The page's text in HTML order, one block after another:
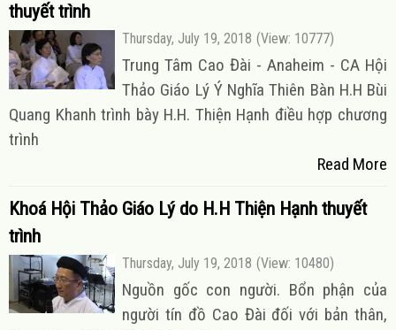
thuyết trình
Thursday, July 19, 2018 (View: 10777)
Trung Tâm Cao Đài - Anaheim - CA Hội
Thảo Giáo Lý Ý Nghĩa Thiên Bàn H.H Bùi
Quang Khanh trình bày H.H. Thiện Hạnh điều hợp chương
trình
Read More
Khoá Hội Thảo Giáo Lý do H.H Thiện Hạnh thuyết
trình
Thursday, July 19, 2018 (View: 10480)
Nguồn gốc con người. Bổn phận của
người tín đồ Cao Đài đối với bản thân,